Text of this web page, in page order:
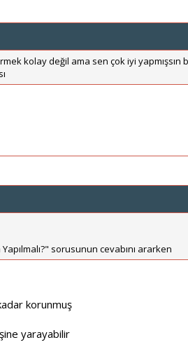
kolay değil ama sen çok iyi
sorusunun cevabını ararken
korunmuş
yarayabilir